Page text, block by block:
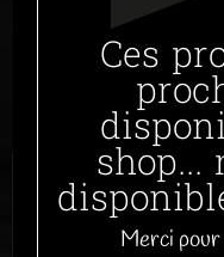
Produits
Ces
Merci